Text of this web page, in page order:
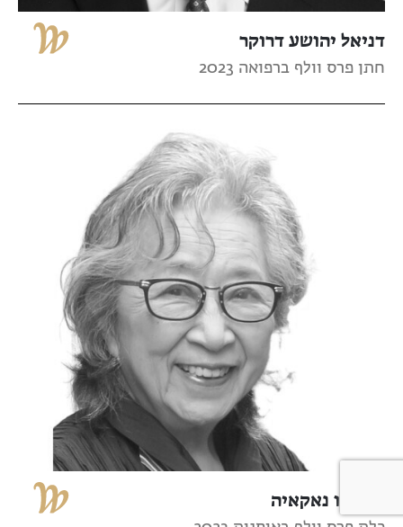
דניאל יהושע דרוקר
חתן פרס וולף ברפואה 2023
פוג'יקו נאקאיה